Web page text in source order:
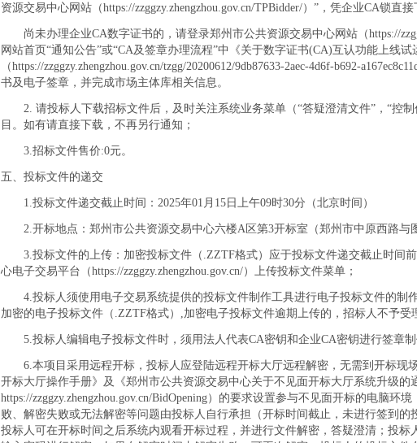
资源交易中心网站（https://zzggzy.zhengzhou.gov.cn/TPBidder/）”，凭企业CA锁直接
尚未办理企业CA数字证书的，请登录郑州市公共资源交易中心网站（https://
网站首页“通知公告”或“CA及签章办理流程”中《关于数字证书(CA)互认功能上线试
（https://zzggzy.zhengzhou.gov.cn/tzgg/20200612/9db87633-2aec-4d6f-b692-
书及电子签章，并完成市场主体库相关信息。
2. 请投标人下载招标文件后，及时关注系统业务菜单（“答疑澄清文件”，“控
目。如有请直接下载，不再另行通知；
3.招标文件售价:0元。
五、投标文件的递交
1.投标文件递交截止时间：2025年01月15日上午09时30分（北京时间）
2.开标地点：郑州市公共资源交易中心六楼A区第3开标室（郑州市中原西路与
3.投标文件的上传：加密投标文件（.ZZTF格式）应于投标文件递交截止时间
心电子交易平台（https://zzggzy.zhengzhou.gov.cn/）上传投标文件菜单；
4.投标人须使用电子交易系统提供的投标文件制作工具进行电子投标文件的制
加密的电子投标文件（.ZZTF格式）,加密电子投标文件逾期上传的，招标人不予受
5.投标人编辑电子投标文件时，须用法人代表CA密钥和企业CA密钥进行签章制
6.本项目采用远程开标，投标人应登陆远程开标大厅远程解密，无需到开标现
开标大厅操作手册》及《郑州市公共资源交易中心关于不见面开标大厅系统升级的
https://zzggzy.zhengzhou.gov.cn/BidOpening）的要求设置参与不见面开标的电脑环
败、解密失败或无法解密等问题由投标人自行承担（开标时间截止，未进行签到的
投标人可在开标时间之后系统内观看开标过程，并进行文件解密，答疑澄清；投标